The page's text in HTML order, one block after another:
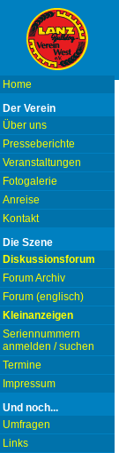
Home
Der Verein
Über uns
Presseberichte
Veranstaltungen
Fotogalerie
Anreise
Kontakt
Die Szene
Diskussionsforum
Forum Archiv
Forum (englisch)
Kleinanzeigen
Seriennummern
anmelden / suchen
Termine
Impressum
Und noch...
Umfragen
Links